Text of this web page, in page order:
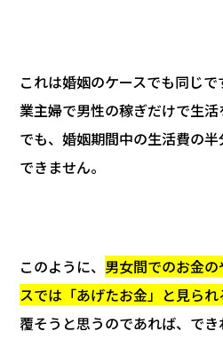
これは婚姻のケースでも同じ
業主婦で男性の稼ぎだけで生
でも、婚姻期間中の生活費の
できません。
このように、 男女間でのお金
スでは「あげたお金」と見ら
覆そうと思うのであれば、でき